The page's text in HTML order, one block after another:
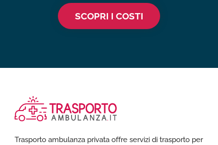
SCOPRI I COSTI
Trasporto ambulanza privata offre servizi di trasporto per